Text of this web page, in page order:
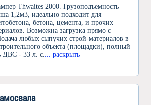
Thwaites 2000. Грузоподъемность
1,2м3, идеально подходит для
бетона, цемента, и прочих
Возможна загрузка прямо с
любых сыпучих строй-материалов в
объекта (площадки), полный
ДВС - 33 л. с.
... раскрыть